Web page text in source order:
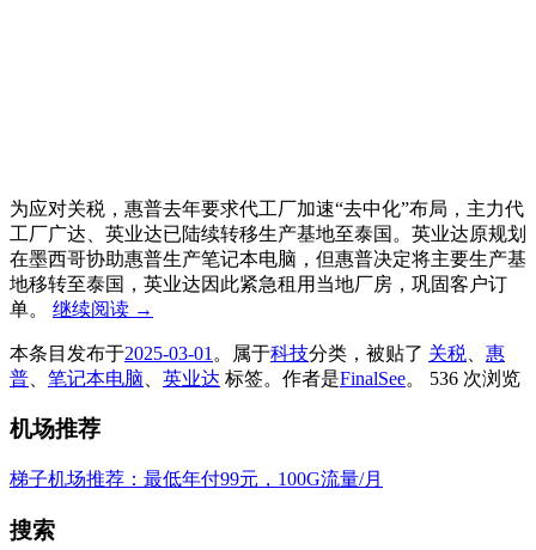
为应对关税，惠普去年要求代工厂加速“去中化”布局，主力代
工厂广达、英业达已陆续转移生产基地至泰国。英业达原规划
在墨西哥协助惠普生产笔记本电脑，但惠普决定将主要生产基
地移转至泰国，英业达因此紧急租用当地厂房，巩固客户订
单。 继续阅读 →
本条目发布于2025-03-01 。属于科技分类，被贴了 关税
惠
普
笔记本电脑 英业达 标签。 作者是FinalSee。 536 次浏览
机场推荐
梯子机场推荐：最低年付99元，100G流量/月
搜索